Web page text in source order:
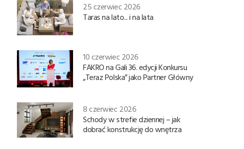
25 czerwiec 2026
Taras na lato... i na lata
10 czerwiec 2026
FAKRO na Gali 36. edycji Konkursu
„Teraz Polska” jako Partner Główny
8 czerwiec 2026
Schody w strefie dziennej – jak
dobrać konstrukcję do wnętrza